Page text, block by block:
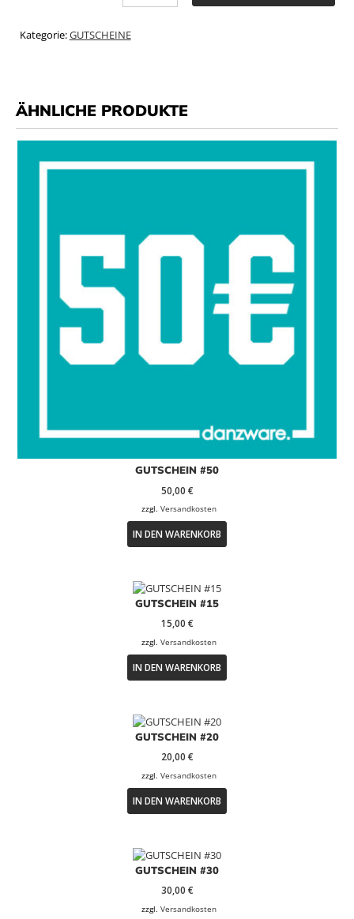
Kategorie:GUTSCHEINE
ÄHNLICHE PRODUKTE
GUTSCHEIN #50
50,00 €
zzgl. Versandkosten
IN DEN WARENKORB
GUTSCHEIN #15
15,00 €
zzgl. Versandkosten
IN DEN WARENKORB
GUTSCHEIN #20
20,00 €
zzgl. Versandkosten
IN DEN WARENKORB
GUTSCHEIN #30
30,00 €
zzgl. Versandkosten